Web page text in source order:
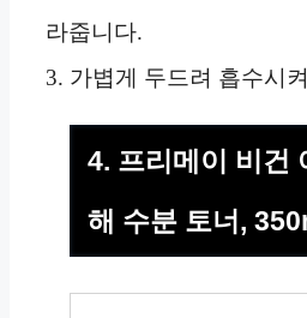
라줍니다.
3. 가볍게 두드려 흡수시
4. 프리메이 비건
해 수분 토너,